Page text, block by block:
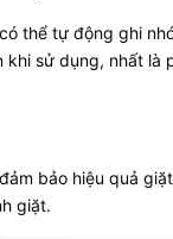
thể tự động ghi
sử dụng, nhất
bảo hiệu quả
giặt.